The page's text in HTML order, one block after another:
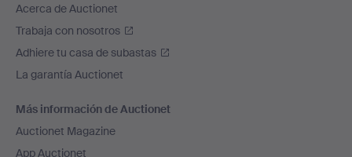
Acerca de Auctionet
Trabaja con nosotros
Adhiere tu casa de subastas
La garantía Auctionet
Más información de Auctionet
Auctionet Magazine
App Auctionet